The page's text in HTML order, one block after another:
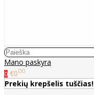
Mano paskyra
0 €000
Prekių krepšelis tuščias!